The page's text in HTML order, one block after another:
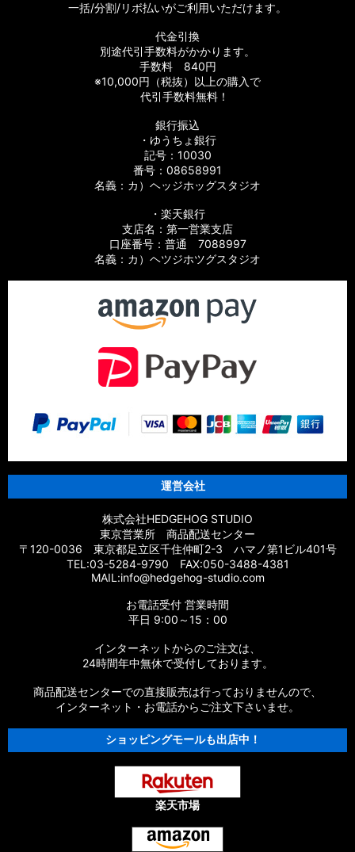
一括/分割/リボ払いがご利用いただけます。
代金引換
別途代引手数料がかかります。
手数料 840円
※10,000円（税抜）以上の購入で
代引手数料無料！
銀行振込
・ゆうちょ銀行
記号：10030
番号：08658991
名義：カ）ヘッジホッグスタジオ
・楽天銀行
支店名：第一営業支店
口座番号：普通 7088997
名義：カ）ヘツジホツグスタジオ
運営会社
株式会社HEDGEHOG STUDIO
東京営業所 商品配送センター
〒120-0036 東京都足立区千住仲町2-3 ハマノ第1ビル401号
TEL:03-5284-9790 FAX:050-3488-4381
MAIL:info@hedgehog-studio.com
お電話受付 営業時間
平日 9:00～15：00
インターネットからのご注文は、
24時間年中無休で受付しております。
商品配送センターでの直接販売は行っておりませんので、
インターネット・お電話からご注文下さいませ。
ショッピングモールも出店中！
楽天市場